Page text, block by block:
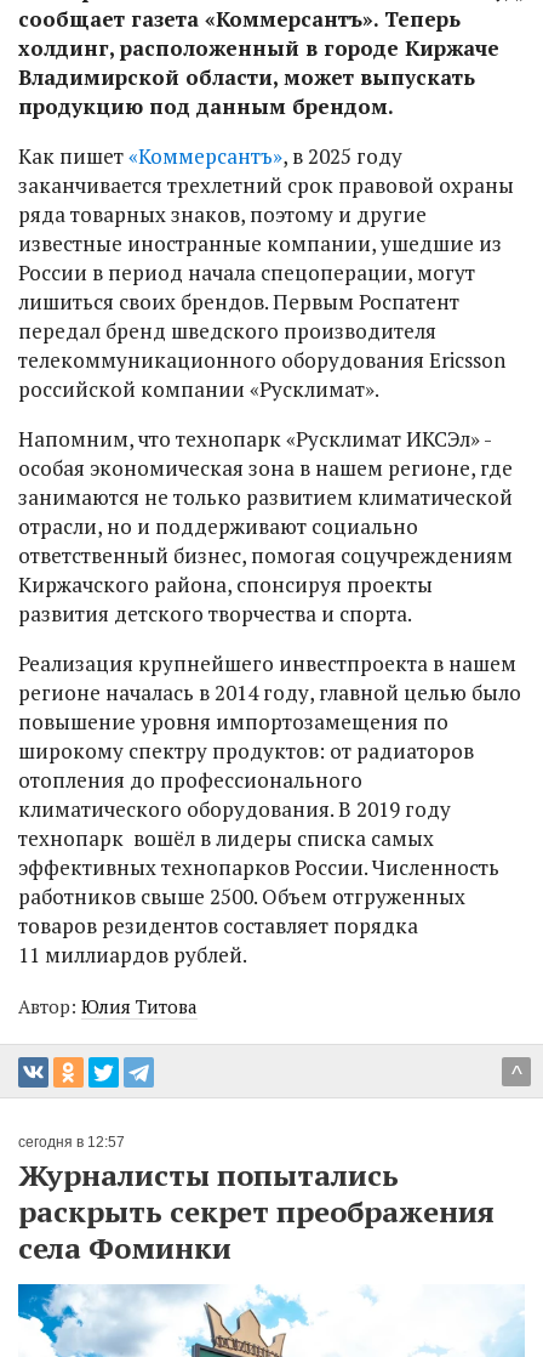
сообщает газета «Коммерсантъ». Теперь
холдинг, расположенный в городе Киржаче
Владимирской области, может выпускать
продукцию под данным брендом.
Как пишет«Коммерсантъ», в 2025 году
заканчивается трехлетний срок правовой охраны
ряда товарных знаков, поэтому и другие
известные иностранные компании, ушедшие из
России в период начала спецоперации, могут
лишиться своих брендов. Первым Роспатент
передал бренд шведского производителя
телекоммуникационного оборудования Ericsson
российской компании «Русклимат».
Напомним, что технопарк «Русклимат ИКСЭл» -
особая экономическая зона в нашем регионе, где
занимаются не только развитием климатической
отрасли, но и поддерживают социально
ответственный бизнес, помогая соцучреждениям
Киржачского района, спонсируя проекты
развития детского творчества и спорта.
Реализация крупнейшего инвестпроекта в нашем
регионе началась в 2014 году, главной целью было
повышение уровня импортозамещения по
широкому спектру продуктов: от радиаторов
отопления до профессионального
климатического оборудования. В 2019 году
технопарк вошёл в лидеры списка самых
эффективных технопарков России. Численность
работников свыше 2500. Объем отгруженных
товаров резидентов составляет порядка
11 миллиардов рублей.
Автор: Юлия Титова
^
сегодня в 12:57
Журналисты попытались
раскрыть секрет преображения
села Фоминки